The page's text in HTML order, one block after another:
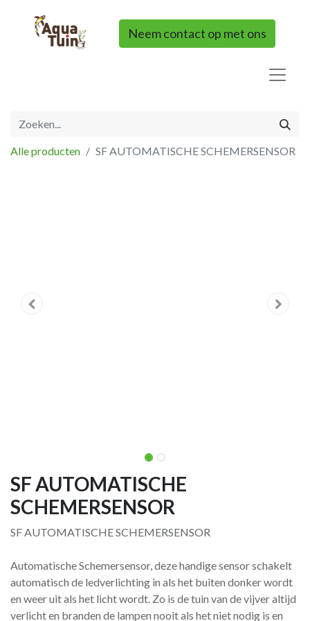
Neem contact op met ons
Alle producten SF AUTOMATISCHE SCHEMERSENSOR
SF AUTOMATISCHE
SCHEMERSENSOR
SF AUTOMATISCHE SCHEMERSENSOR
Automatische Schemersensor, deze handige sensor schakelt
automatisch de ledverlichting in als het buiten donker wordt
en weer uit als het licht wordt. Zo is de tuin van de vijver altijd
verlicht en branden de lampen nooit als het niet nodig is en